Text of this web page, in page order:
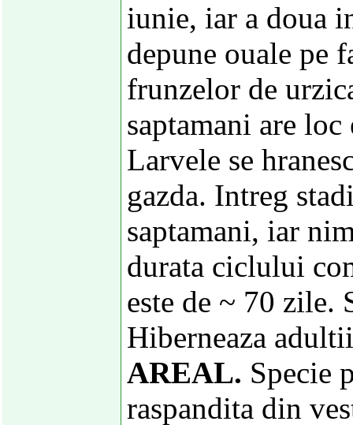
iunie, iar a doua
depune ouale pe
frunzelor de
saptamani are
Larvele se
gazda. Intreg
saptamani, iar
durata ciclului
este de ~ 70 zile.
Hiberneaza
AREAL. Specie
raspandita din